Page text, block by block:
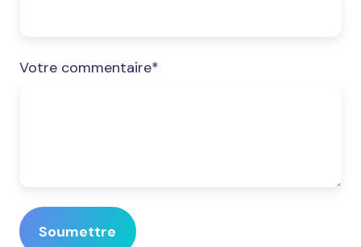
Votre commentaire*